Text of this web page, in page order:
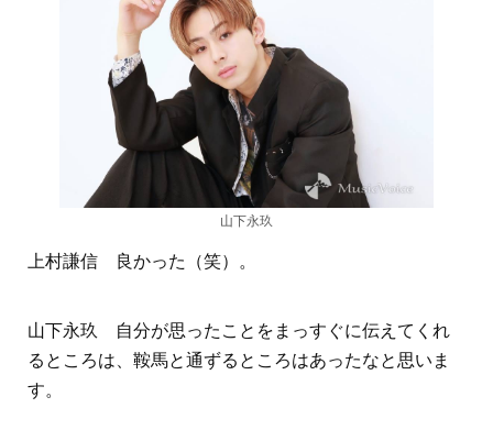
山下永玖
上村謙信 良かった（笑）。
山下永玖 自分が思ったことをまっすぐに伝えてくれ
るところは、鞍馬と通ずるところはあったなと思いま
す。